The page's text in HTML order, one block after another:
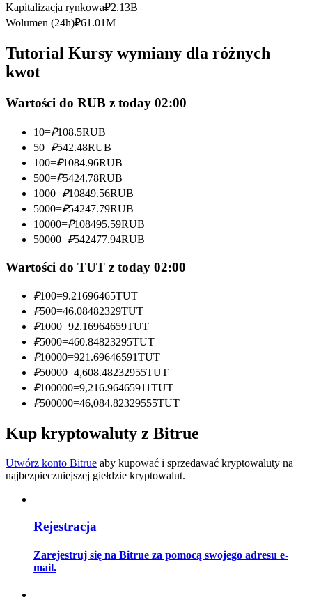
Dołącz do najlepszych traderów
Zostań traderem kopiującym
Ciesz się podziałem zysków i prowizjami z kopiowania
transakcji
Informacja
Analiza Big Data, w tym informacje handlowe itp.
Przewodnik dla początkujących dotyczący kontraktów futures
Kapitalizacja rynkowa₽2.13B
Wolumen (24h)₽61.01M
Tutorial Kursy wymiany dla różnych
kwot
Wartości do RUB z today 02:00
10=₽108.5RUB
50=₽542.48RUB
100=₽1084.96RUB
500=₽5424.78RUB
1000=₽10849.56RUB
5000=₽54247.79RUB
10000=₽108495.59RUB
50000=₽542477.94RUB
Wartości do TUT z today 02:00
₽100=9.21696465TUT
₽500=46.08482329TUT
₽1000=92.16964659TUT
₽5000=460.84823295TUT
₽10000=921.69646591TUT
₽50000=4,608.48232955TUT
₽100000=9,216.96465911TUT
₽500000=46,084.82329555TUT
Kup kryptowaluty z Bitrue
Utwórz konto Bitrue aby kupować i sprzedawać kryptowaluty na
najbezpieczniejszej giełdzie kryptowalut.
Rejestracja
Zarejestruj się na Bitrue za pomocą swojego adresu e-
mail.